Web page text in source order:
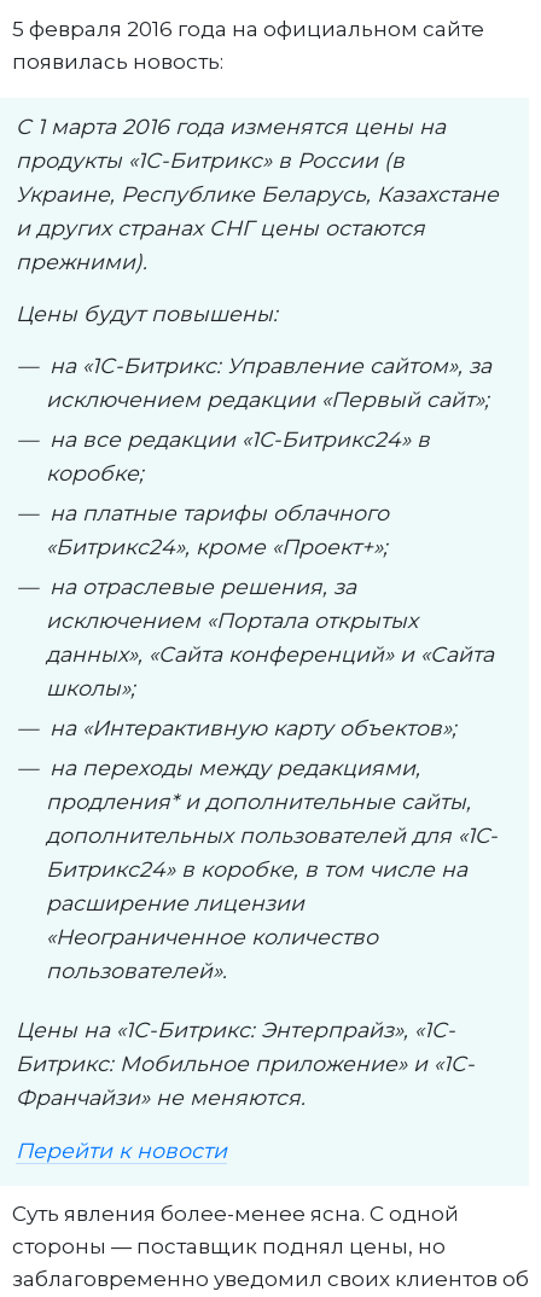
5 февраля 2016 года на официальном сайте
появилась новость:
С 1 марта 2016 года изменятся цены на
продукты «1С-Битрикс» в России (в
Украине, Республике Беларусь, Казахстане
и других странах СНГ цены остаются
прежними).
Цены будут повышены:
на «1С-Битрикс: Управление сайтом», за
исключением редакции «Первый сайт»;
на все редакции «1C-Битрикс24» в
коробке;
на платные тарифы облачного
«Битрикс24», кроме «Проект+»;
на отраслевые решения, за
исключением «Портала открытых
данных», «Сайта конференций» и «Сайта
школы»;
на «Интерактивную карту объектов»;
на переходы между редакциями,
продления* и дополнительные сайты,
дополнительных пользователей для «1C-
Битрикс24» в коробке, в том числе на
расширение лицензии
«Неограниченное количество
пользователей».
Цены на «1С-Битрикс: Энтерпрайз», «1С-
Битрикс: Мобильное приложение» и «1С-
Франчайзи» не меняются.
Перейти к новости
Суть явления более-менее ясна. С одной
стороны — поставщик поднял цены, но
заблаговременно уведомил своих клиентов об